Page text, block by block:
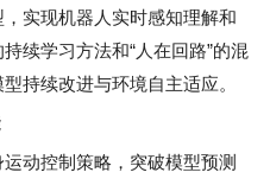
实现机器人实时感知理解和
续学习方法和“人在回路”的混
持续改进与环境自主适应。
控制策略，突破模型预测